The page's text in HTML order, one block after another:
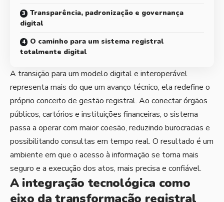
Transparência, padronização e governança
digital
O caminho para um sistema registral
totalmente digital
A transição para um modelo digital e interoperável
representa mais do que um avanço técnico, ela redefine o
próprio conceito de gestão registral. Ao conectar órgãos
públicos, cartórios e instituições financeiras, o sistema
passa a operar com maior coesão, reduzindo burocracias e
possibilitando consultas em tempo real. O resultado é um
ambiente em que o acesso à informação se torna mais
seguro e a execução dos atos, mais precisa e confiável.
A integração tecnológica como
eixo da transformação registral